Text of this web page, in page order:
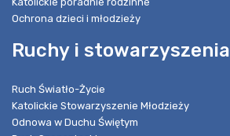
Ochrona dzieci i młodzieży
Ruchy i stowarzyszenia
Ruch Światło-Życie
Katolickie Stowarzyszenie Młodzieży
Odnowa w Duchu Świętym